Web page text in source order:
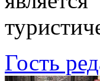
Гость